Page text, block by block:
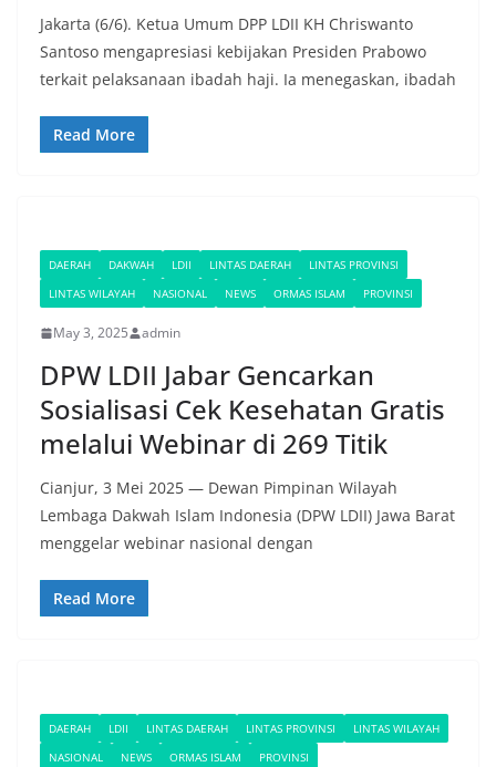
Jakarta (6/6). Ketua Umum DPP LDII KH Chriswanto
Santoso mengapresiasi kebijakan Presiden Prabowo
terkait pelaksanaan ibadah haji. Ia menegaskan, ibadah
Read More
DAERAH DAKWAH LDII LINTAS DAERAH
LINTAS PROVINSI
LINTAS WILAYAH
NASIONAL NEWS ORMAS ISLAM PROVINSI
May 3, 2025 admin
DPW LDII Jabar Gencarkan
Sosialisasi Cek Kesehatan Gratis
melalui Webinar di 269 Titik
Cianjur, 3 Mei 2025 — Dewan Pimpinan Wilayah
Lembaga Dakwah Islam Indonesia (DPW LDII) Jawa Barat
menggelar webinar nasional dengan
Read More
DAERAH LDII LINTAS DAERAH LINTAS PROVINSI
LINTAS WILAYAH
NASIONAL
NEWS ORMAS ISLAM PROVINSI